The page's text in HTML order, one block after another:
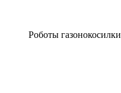
Роботы газонокосилки